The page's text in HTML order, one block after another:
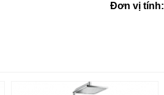
Đơn vị tính: